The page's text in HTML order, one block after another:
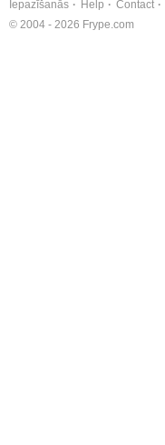
Iepazīšanās Help Contact
© 2004 - 2026 Frype.com